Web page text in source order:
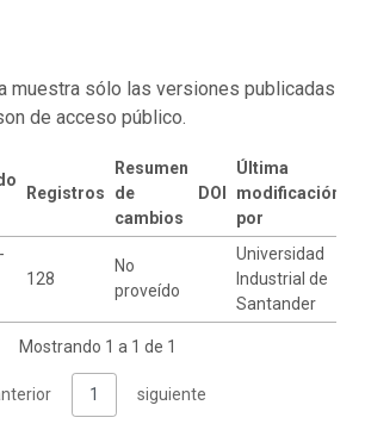
muestra sólo las versiones publicadas
de acceso público.
Registros
Resumen
de
cambios
DOI
Última
modificación
por
128
No
proveído
Universidad
Industrial de
Santander
Mostrando 1 a 1 de 1
1 siguiente